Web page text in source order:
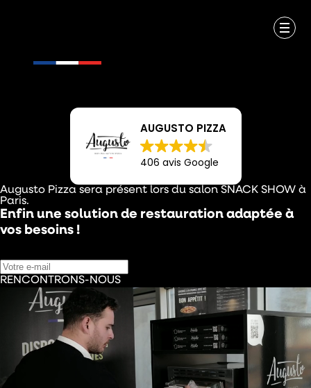
AUGUSTO PIZZA
406 avis Google
Augusto Pizza sera présent lors du salon SNACK SHOW à
Paris.
Enfin une solution de restauration adaptée à
vos besoins !
RENCONTRONS-NOUS